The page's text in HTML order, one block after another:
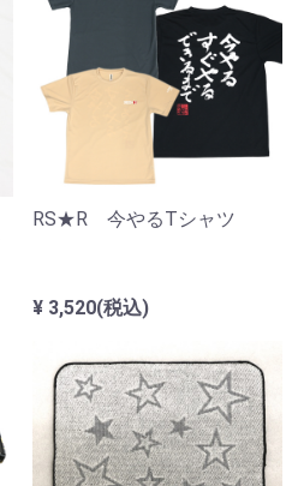
RS★R 今やるTシャツ
¥ 3,520(税込)